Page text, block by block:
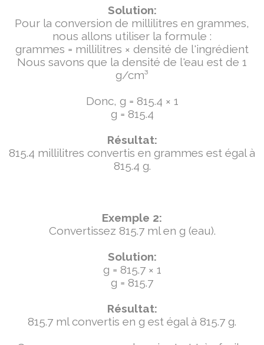
Solution:
Pour la conversion de millilitres en grammes,
nous allons utiliser la formule :
grammes = millilitres × densité de l'ingrédient
Nous savons que la densité de l'eau est de 1
g/cm³
Donc, g = 815.4 × 1
g = 815.4
Résultat:
815.4 millilitres convertis en grammes est égal à
815.4 g.
Exemple 2:
Convertissez 815.7 ml en g (eau).
Solution:
g = 815.7 × 1
g = 815.7
Résultat:
815.7 ml convertis en g est égal à 815.7 g.